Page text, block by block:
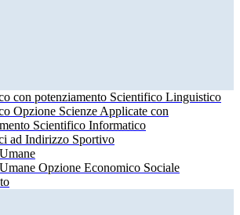
con potenziamento Scientifico Linguistico
Opzione Scienze Applicate con
Scientifico Informatico
ad Indirizzo Sportivo
Opzione Economico Sociale